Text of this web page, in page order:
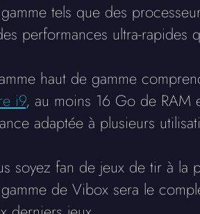
tels que des
performances ultra-rapides
haut de gamme
i9, au moins 16 Go de RAM
adaptée à plusieurs
soyez fan de jeux de tir à la
de Vibox sera le